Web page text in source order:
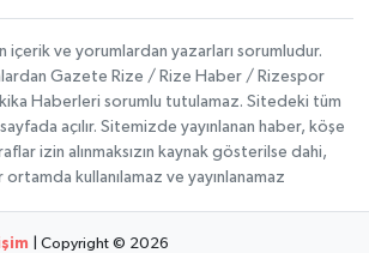
içerik ve yorumlardan yazarları sorumludur.
Gazete Rize / Rize Haber / Rizespor
Haberleri sorumlu tutulamaz. Sitedeki tüm
açılır. Sitemizde yayınlanan haber, köşe
izin alınmaksızın kaynak gösterilse dahi,
ortamda kullanılamaz ve yayınlanamaz
| Copyright © 2026